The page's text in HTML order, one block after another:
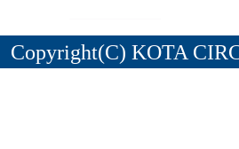
Copyright(C) KOTA